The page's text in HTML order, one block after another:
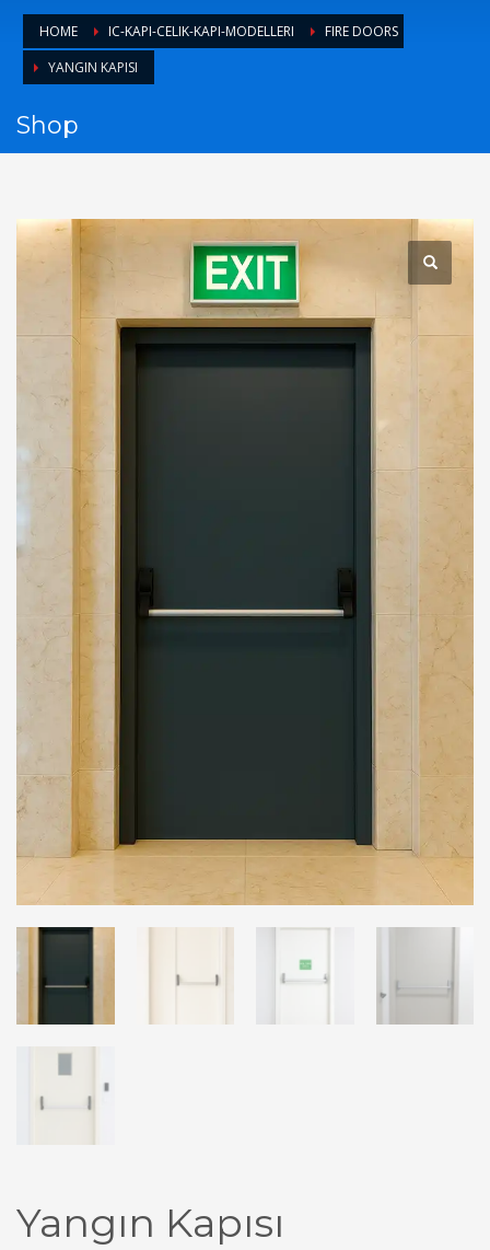
1 Login or create new account.
2 Review your order.
3 Payment &FREE
If you still have problems, please let us know, by sending an
email to support@website.com . Thank you!
Mon-Fri 9:00AM - 6:00AM
Sat - 9:00AM-5:00PM
Sundays by appointment only!
HOME IC-KAPI-CELIK-KAPI-MODELLERI
FIRE DOORS
YANGIN KAPISI
Shop
Yangın Kapısı